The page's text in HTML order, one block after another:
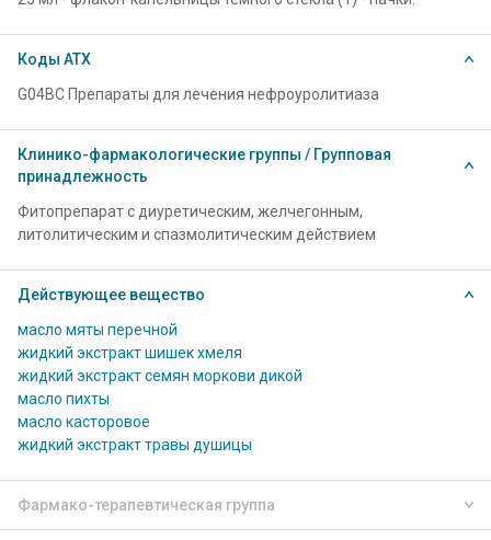
Коды АТХ
G04BC Препараты для лечения нефроуролитиаза
Клинико-фармакологические группы / Групповая
принадлежность
Фитопрепарат с диуретическим, желчегонным,
литолитическим и спазмолитическим действием
Действующее вещество
масло мяты перечной
жидкий экстракт шишек хмеля
жидкий экстракт семян моркови дикой
масло пихты
масло касторовое
жидкий экстракт травы душицы
Фармако-терапевтическая группа